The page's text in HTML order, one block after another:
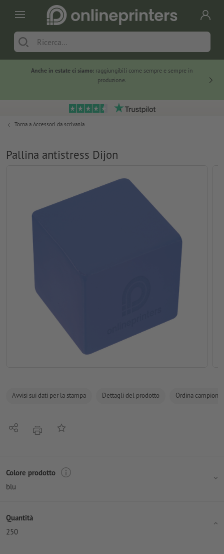
Anche in estate ci siamo: raggiungibili come sempre e sempre in
produzione.
Torna a Accessori da scrivania
Pallina antistress Dijon
Avvisi sui dati per la stampa Dettagli del prodotto Ordina campione
Condividistamparealla lista preferiti
Colore prodotto
blu
Quantità
250